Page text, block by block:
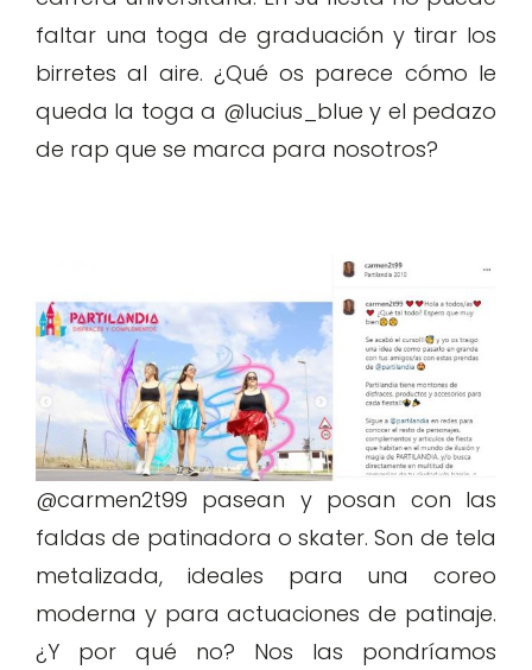
faltar una toga de graduación y tirar los
birretes al aire. ¿Qué os parece cómo le
queda la toga a @lucius_blue y el pedazo
de rap que se marca para nosotros?
@carmen2t99 pasean y posan con las
faldas de patinadora o skater. Son de tela
metalizada, ideales para una coreo
moderna y para actuaciones de patinaje.
¿Y por qué no? Nos las pondríamos